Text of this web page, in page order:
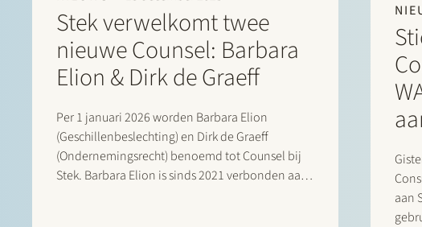
Stek verwelkomt twee
nieuwe Counsel: Barbara
Elion & Dirk de Graeff
Per 1 januari 2026 worden Barbara Elion
(Geschillenbeslechting) en Dirk de Graeff
(Ondernemingsrecht) benoemd tot Counsel bij
Stek. Barbara Elion is sinds 2021 verbonden aan
aan